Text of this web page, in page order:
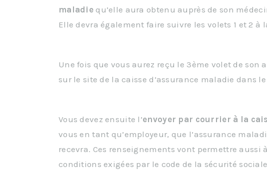
maladie qu’elle aura obtenu auprès de son
Elle devra également faire suivre les volets 1 et 2
Une fois que vous aurez reçu le 3ème volet de son
sur le site de la caisse d’assurance maladie dans
Vous devez ensuite l’envoyer par courrier à la
vous en tant qu’employeur, que l’assurance
recevra. Ces renseignements vont permettre
conditions exigées par le code de la sécurité